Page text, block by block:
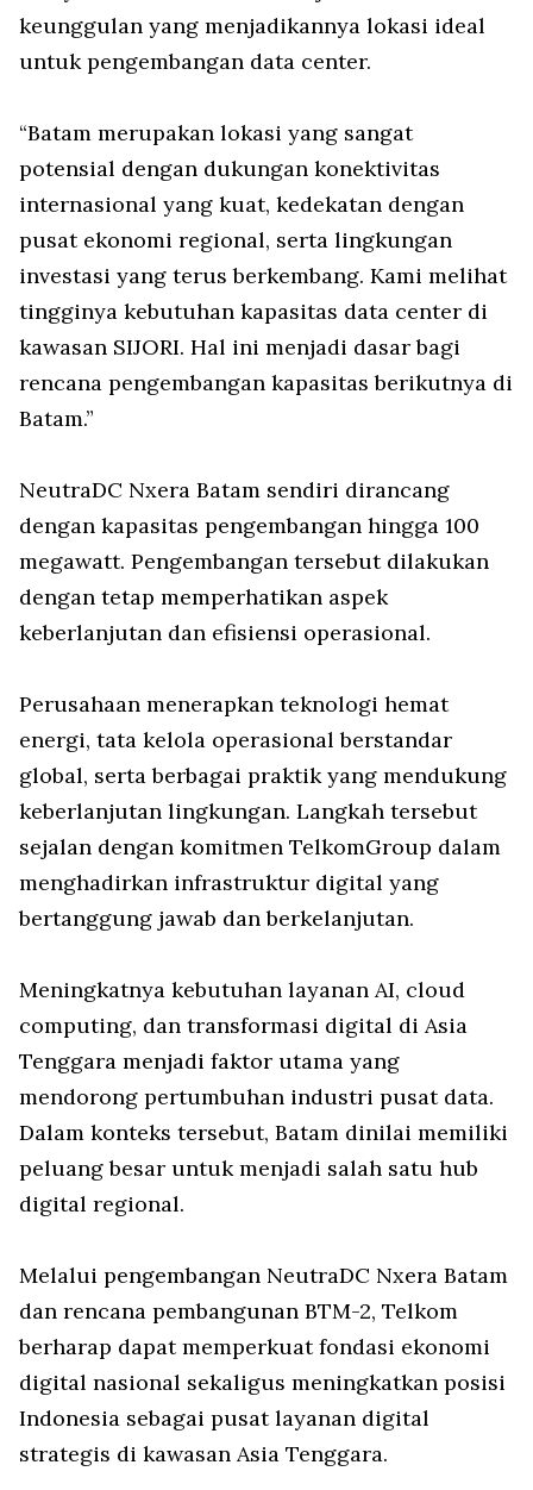
keunggulan yang menjadikannya lokasi ideal
untuk pengembangan data center.
“Batam merupakan lokasi yang sangat
potensial dengan dukungan konektivitas
internasional yang kuat, kedekatan dengan
pusat ekonomi regional, serta lingkungan
investasi yang terus berkembang. Kami melihat
tingginya kebutuhan kapasitas data center di
kawasan SIJORI. Hal ini menjadi dasar bagi
rencana pengembangan kapasitas berikutnya di
Batam.”
NeutraDC Nxera Batam sendiri dirancang
dengan kapasitas pengembangan hingga 100
megawatt. Pengembangan tersebut dilakukan
dengan tetap memperhatikan aspek
keberlanjutan dan efisiensi operasional.
Perusahaan menerapkan teknologi hemat
energi, tata kelola operasional berstandar
global, serta berbagai praktik yang mendukung
keberlanjutan lingkungan. Langkah tersebut
sejalan dengan komitmen TelkomGroup dalam
menghadirkan infrastruktur digital yang
bertanggung jawab dan berkelanjutan.
Meningkatnya kebutuhan layanan AI, cloud
computing, dan transformasi digital di Asia
Tenggara menjadi faktor utama yang
mendorong pertumbuhan industri pusat data.
Dalam konteks tersebut, Batam dinilai memiliki
peluang besar untuk menjadi salah satu hub
digital regional.
Melalui pengembangan NeutraDC Nxera Batam
dan rencana pembangunan BTM-2, Telkom
berharap dapat memperkuat fondasi ekonomi
digital nasional sekaligus meningkatkan posisi
Indonesia sebagai pusat layanan digital
strategis di kawasan Asia Tenggara.